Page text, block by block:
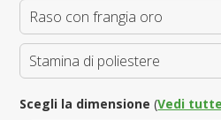
Raso con frangia oro
Stamina di poliestere
Scegli la dimensione (Vedi